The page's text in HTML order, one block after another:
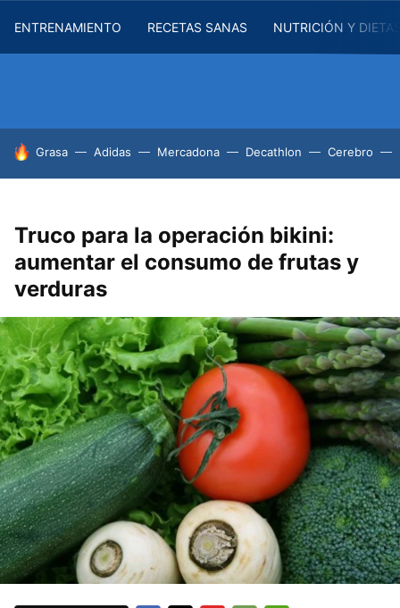
ENTRENAMIENTO RECETAS SANAS NUTRICIÓN Y
HOY SE HABLA DE
Grasa Adidas Mercadona Decathlon Cerebro
Truco para la operación bikini:
aumentar el consumo de frutas y
verduras